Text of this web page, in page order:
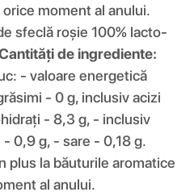
moment al anului.
sfeclă roșie 100% lacto-
de ingrediente:
- valoare energetică
- 0 g, inclusiv acizi
- 8,3 g, - inclusiv
0,9 g, - sare - 0,18 g.
plus la băuturile aromatice
al anului.